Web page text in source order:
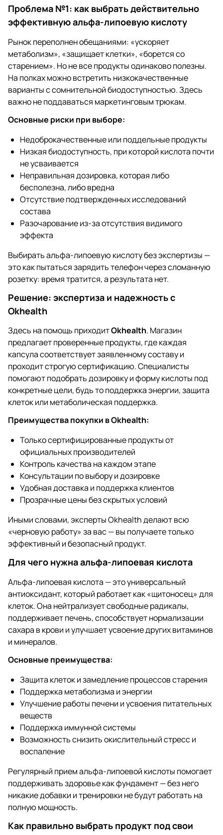
Проблема №1: как выбрать действительно
эффективную альфа-липоевую кислоту
Рынок переполнен обещаниями: «ускоряет
метаболизм», «защищает клетки», «борется со
старением». Но не все продукты одинаково полезны.
На полках можно встретить низкокачественные
варианты с сомнительной биодоступностью. Здесь
важно не поддаваться маркетинговым трюкам.
Основные риски при выборе:
Недоброкачественные или поддельные продукты
Низкая биодоступность, при которой кислота почти
не усваивается
Неправильная дозировка, которая либо
бесполезна, либо вредна
Отсутствие подтвержденных исследований
состава
Разочарование из-за отсутствия видимого
эффекта
Выбирать альфа-липоевую кислоту без экспертизы —
это как пытаться зарядить телефон через сломанную
розетку: время тратится, а результата нет.
Решение: экспертиза и надежность с
Okhealth
Здесь на помощь приходитOkhealth. Магазин
предлагает проверенные продукты, где каждая
капсула соответствует заявленному составу и
проходит строгую сертификацию. Специалисты
помогают подобрать дозировку и форму кислоты под
конкретные цели, будь то поддержка энергии, защита
клеток или метаболическая поддержка.
Преимущества покупки в Okhealth:
Только сертифицированные продукты от
официальных производителей
Контроль качества на каждом этапе
Консультации по выбору и дозировке
Удобная доставка и поддержка клиентов
Прозрачные цены без скрытых условий
Иными словами, эксперты Okhealth делают всю
«черновую работу» за вас — вы получаете только
эффективный и безопасный продукт.
Для чего нужна альфа-липоевая кислота
Альфа-липоевая кислота — это универсальный
антиоксидант, который работает как «щитоносец» для
клеток. Она нейтрализует свободные радикалы,
поддерживает печень, способствует нормализации
сахара в крови и улучшает усвоение других витаминов
и минералов.
Основные преимущества:
Защита клеток и замедление процессов старения
Поддержка метаболизма и энергии
Улучшение работы печени и усвоения питательных
веществ
Поддержка иммунной системы
Возможность снизить окислительный стресс и
воспаление
Регулярный прием альфа-липоевой кислоты помогает
поддерживать здоровье как фундамент — без него
никакие добавки и тренировки не будут работать на
полную мощность.
Как правильно выбрать продукт под свои